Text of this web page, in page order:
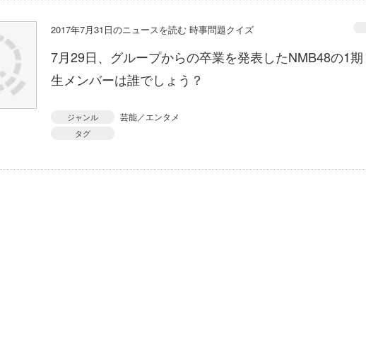
2017年7月31日のニュースを読む 時事問題クイズ
7月29日、グループからの卒業を発表したNMB48の1期
生メンバーは誰でしょう？
ジャンル 芸能／エンタメ
タグ